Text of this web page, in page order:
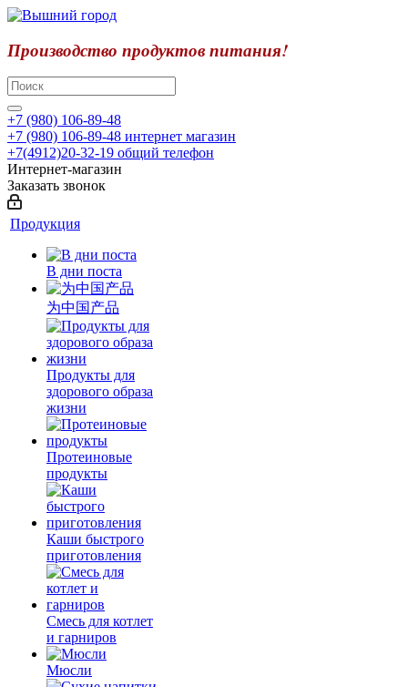
Производство продуктов питания!
+7 (980) 106-89-48
+7 (980) 106-89-48 интернет магазин
+7(4912)20-32-19 общий телефон
Интернет-магазин
Заказать звонок
Продукция
В дни поста
为中国产品
Продукты для
здорового образа
жизни
Протеиновые
продукты
Каши быстрого
приготовления
Смесь для котлет
и гарниров
Мюсли